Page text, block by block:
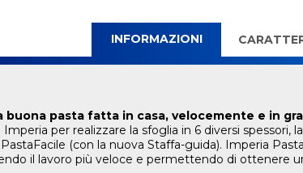
INFORMAZIONI
buona pasta fatta in casa, velocemente e in
per realizzare la sfoglia in 6 diversi spessori,
(con la nuova Staffa-guida). Imperia
il lavoro più veloce e permettendo di ottenere